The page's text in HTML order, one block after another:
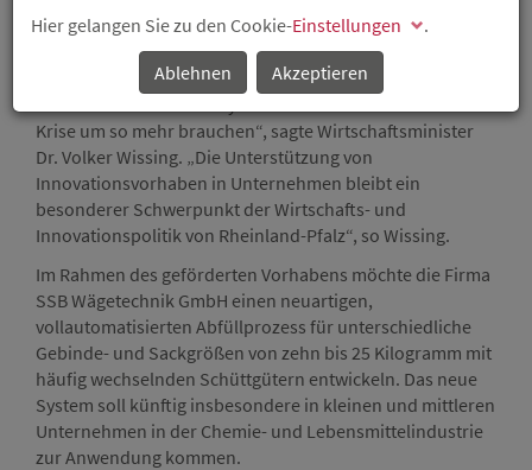
„Es ist wichtig, dass wir dieInnovationsfähigkeitunserer
Unternehmen auf hohem Niveau halten. Die Entwicklung
von neuen Produkten, Verfahren und Dienstleistungen
Krise um so mehr brauchen“, sagte Wirtschaftsminister
Dr. Volker Wissing. „Die Unterstützung von
Innovationsvorhaben in Unternehmen bleibt ein
besonderer Schwerpunkt der Wirtschafts- und
Innovationspolitik von Rheinland-Pfalz“, so Wissing.
Im Rahmen des geförderten Vorhabens möchte die Firma
SSB Wägetechnik GmbH einen neuartigen,
vollautomatisierten Abfüllprozess für unterschiedliche
Gebinde- und Sackgrößen von zehn bis 25 Kilogramm mit
häufig wechselnden Schüttgütern entwickeln. Das neue
System soll künftig insbesondere in kleinen und mittleren
Unternehmen in der Chemie- und Lebensmittelindustrie
zur Anwendung kommen.
Hier gelangen Sie zu den Cookie-Einstellungen
.
Ablehnen
Akzeptieren